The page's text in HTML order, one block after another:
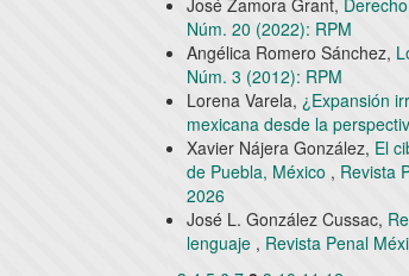
José Zamora Grant,
Núm. 20 (2022): RPM
Angélica Romero Sánchez,
Núm. 3 (2012): RPM
Lorena Varela, ¿Expansión
mexicana desde la
Xavier Nájera González, El
de Puebla, México , Revista
2026
José L. González Cussac,
lenguaje , Revista Penal